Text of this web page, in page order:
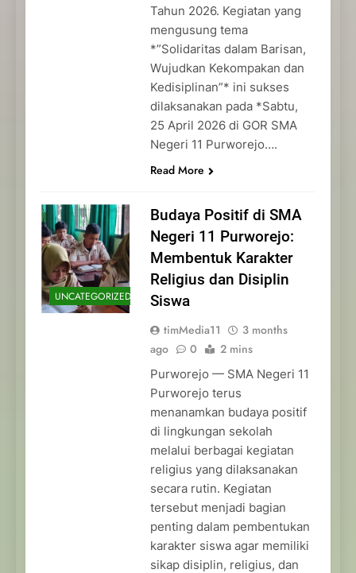
Tahun 2026. Kegiatan yang
mengusung tema
*”Solidaritas dalam Barisan,
Wujudkan Kekompakan dan
Kedisiplinan”* ini sukses
dilaksanakan pada *Sabtu,
25 April 2026 di GOR SMA
Negeri 11 Purworejo….
Read More
UNCATEGORIZED
Budaya Positif di SMA
Negeri 11 Purworejo:
Membentuk Karakter
Religius dan Disiplin
Siswa
timMedia11
3 months
ago
0 2 mins
Purworejo — SMA Negeri 11
Purworejo terus
menanamkan budaya positif
di lingkungan sekolah
melalui berbagai kegiatan
religius yang dilaksanakan
secara rutin. Kegiatan
tersebut menjadi bagian
penting dalam pembentukan
karakter siswa agar memiliki
sikap disiplin, religius, dan